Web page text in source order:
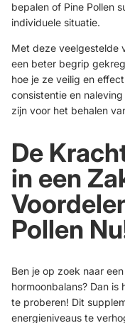
bepalen of Pine Pollen
individuele situatie.
Met deze veelgestelde
een beter begrip
hoe je ze veilig en
consistentie en
zijn voor het behalen
De
in een
Pollen
Ben je op zoek naar
hormoonbalans? Dan is
te proberen! Dit
energieniveaus te